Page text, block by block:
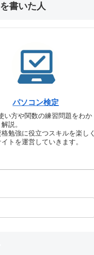
書いた人
パソコン検定
い方や関数の練習問題をわか
説。
勉強に役立つスキルを楽しく
トを運営していきます。